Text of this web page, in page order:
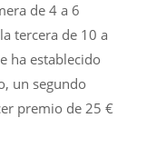
de 4 a 6
tercera de 10 a
ha establecido
un segundo
premio de 25 €